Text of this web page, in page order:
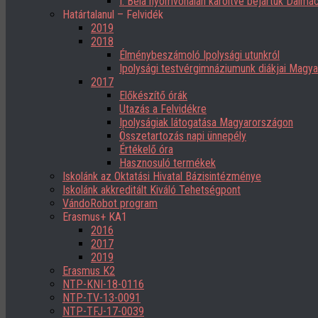
Határtalanul – Felvidék
2019
2018
Élménybeszámoló Ipolysági utunkról
Ipolysági testvérgimnáziumunk diákjai
2017
Előkészítő órák
Utazás a Felvidékre
Ipolyságiak látogatása Magyarországon
Összetartozás napi ünnepély
Értékelő óra
Hasznosuló termékek
Iskolánk az Oktatási Hivatal Bázisintézménye
Iskolánk akkreditált Kiváló Tehetségpont
VándoRobot program
Erasmus+ KA1
2016
2017
2019
Erasmus K2
NTP-KNI-18-0116
NTP-TV-13-0091
NTP-TFJ-17-0039